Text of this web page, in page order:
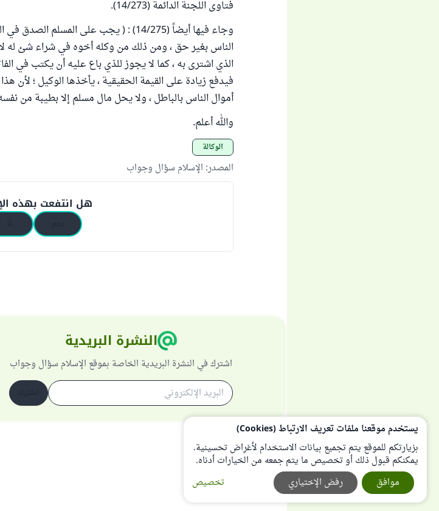
فتاوى اللجنة الدائمة (14/273).
وجاء فيها أيضاً (14/275) : ( يجب على
الناس بغير حق ، ومن ذلك من وكله أخوه في شراء شئ له
الذي اشترى به ، كما لا يجوز للذي باع عليه أن يكتب في
فيدفع زيادة على القيمة الحقيقية ، يأخذها الوكيل ؛ لأن
أموال الناس بالباطل ، ولا يحل مال مسلم إلا بطيبة من
والله أعلم.
الوكالة
المصدر: الإسلام سؤال وجواب
هل انتفعت بهذه
النشرة البريدية
اشترك في النشرة البريدية الخاصة بموقع الإسلام سؤال وجواب
يستخدم موقعنا ملفات تعريف الارتباط (Cookies)
بزيارتكم للموقع يتم تجميع بيانات الاستخدام لأغراض تحسينية.
يمكنكم قبول ذلك أو تخصيص ما يتم جمعه من الخيارات أدناه.
تخصيص
رفض الإختياري موافق